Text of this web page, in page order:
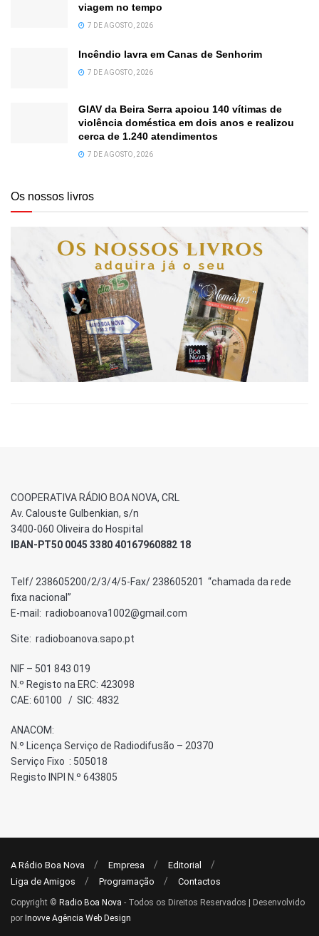
viagem no tempo
7 DE AGOSTO, 2026
Incêndio lavra em Canas de Senhorim
7 DE AGOSTO, 2026
GIAV da Beira Serra apoiou 140 vítimas de
violência doméstica em dois anos e realizou
cerca de 1.240 atendimentos
7 DE AGOSTO, 2026
Os nossos livros
COOPERATIVA RÁDIO BOA NOVA, CRL
Av. Calouste Gulbenkian, s/n
3400-060 Oliveira do Hospital
IBAN-PT50 0045 3380 40167960882 18
Telf/ 238605200/2/3/4/5-Fax/ 238605201 “chamada da rede
fixa nacional”
E-mail: radioboanova1002@gmail.com
Site: radioboanova.sapo.pt
NIF – 501 843 019
N.º Registo na ERC: 423098
CAE: 60100 / SIC: 4832
ANACOM:
N.º Licença Serviço de Radiodifusão – 20370
Serviço Fixo : 505018
Registo INPI N.º 643805
A Rádio Boa Nova Empresa
Editorial
Liga de Amigos
Programação Contactos
Copyright © Radio Boa Nova - Todos os Direitos Reservados | Desenvolvido
por Inovve Agência Web Design